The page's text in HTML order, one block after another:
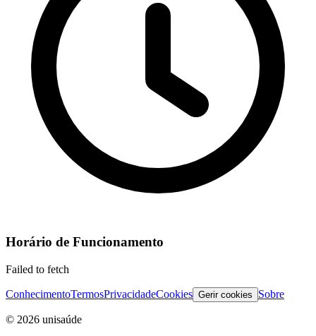
Horário de Funcionamento
Failed to fetch
ConhecimentoTermosPrivacidadeCookies Gerir cookies Sobre
© 2026 unisaúde